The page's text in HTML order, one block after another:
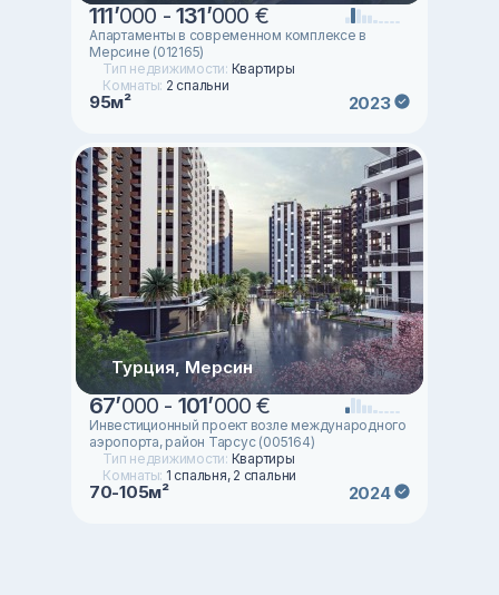
111’000 -131’000 €
Апартаменты в современном комплексе в
Мерсине (012165)
Тип недвижимости: Квартиры
Комнаты: 2 спальни
95м² 2023
Турция, Мерсин
67’000 - 101’000 €
Инвестиционный проект возле международного
аэропорта, район Тарсус (005164)
Тип недвижимости: Квартиры
Комнаты: 1 спальня, 2 спальни
70-105м² 2024